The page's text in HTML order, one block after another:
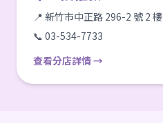
📍 新竹市中正路 296-2 號 2 樓
📞 03-534-7733
查看分店詳情 →